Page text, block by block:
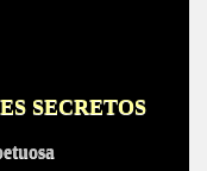
SECRETOS